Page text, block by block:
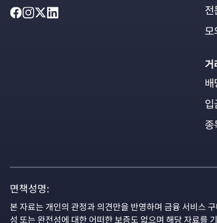
전
모
거
배
입
종
면책성명:
본 자료는 개인의 관정과 의견만을 반영하며 금융 서비스
성 또는 완전성에 대한 어떠한 보증도 없으며 해당 자료를